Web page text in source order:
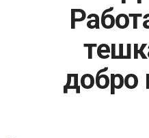
ЖИВОТ
МОЗАИК
добро